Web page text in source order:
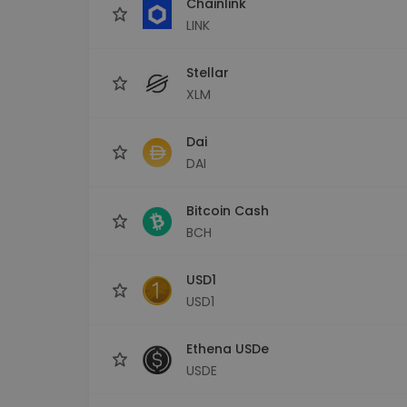
LINK
Stellar
XLM
Dai
DAI
Bitcoin Cash
BCH
USD1
USD1
Ethena USDe
USDE